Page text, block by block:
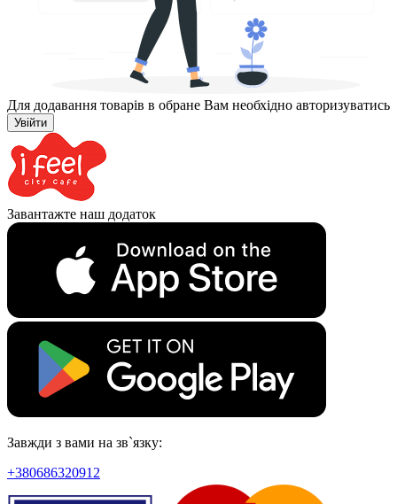
Для додавання товарів в обране Вам необхідно авторизуватись
Увійти
Завантажте наш додаток
Завжди з вами на зв`язку:
+380686320912